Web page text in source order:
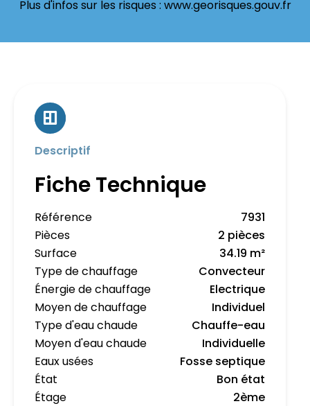
Plus d'infos sur les risques : www.georisques.gouv.fr
Descriptif
Fiche Technique
Référence
7931
Pièces
2 pièces
Surface
34.19 m²
Type de chauffage
Convecteur
Énergie de chauffage
Electrique
Moyen de chauffage
Individuel
Type d'eau chaude
Chauffe-eau
Moyen d'eau chaude
Individuelle
Eaux usées
Fosse septique
État
Bon état
Étage
2ème